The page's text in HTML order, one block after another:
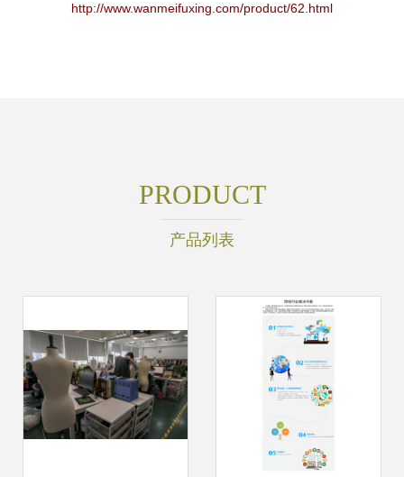
http://www.wanmeifuxing.com/product/62.html
PRODUCT
产品列表